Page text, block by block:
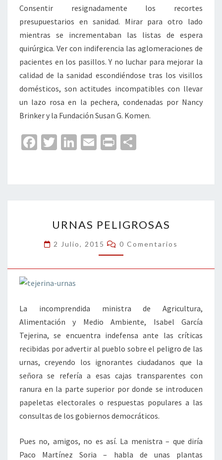
Consentir resignadamente los recortes
presupuestarios en sanidad. Mirar para otro lado
mientras se incrementaban las listas de espera
quirúrgica. Ver con indiferencia las aglomeraciones de
pacientes en los pasillos. Y no luchar para mejorar la
calidad de la sanidad escondiéndose tras los visillos
domésticos, son actitudes incompatibles con llevar
un lazo rosa en la pechera, condenadas por Nancy
Brinker y la Fundación Susan G. Komen.
Fa
o
o
T
er
Li
dI
n
E
l
Pr
p
ar
tir
PELIGROSAS
URNAS PELIGROSAS
2 Julio, 2015 Comentarios
0 Comentarios
La incomprendida ministra de Agricultura,
Alimentación y Medio Ambiente, Isabel García
Tejerina, se encuentra indefensa ante las críticas
recibidas por advertir al pueblo sobre el peligro de las
urnas, creyendo los ignorantes ciudadanos que la
señora se refería a esas cajas transparentes con
ranura en la parte superior por donde se introducen
papeletas electorales o respuestas populares a las
consultas de los gobiernos democráticos.
Pues no, amigos, no es así. La menistra – que diría
Paco Martínez Soria – habla de unas plantas